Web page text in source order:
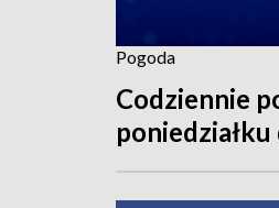
Pogoda
Codziennie